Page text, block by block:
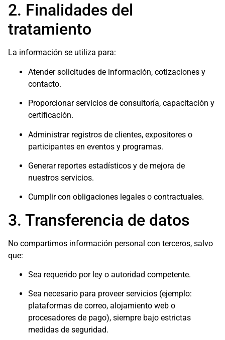
2. Finalidades del
tratamiento
La información se utiliza para:
Atender solicitudes de información, cotizaciones y
contacto.
Proporcionar servicios de consultoría, capacitación y
certificación.
Administrar registros de clientes, expositores o
participantes en eventos y programas.
Generar reportes estadísticos y de mejora de
nuestros servicios.
Cumplir con obligaciones legales o contractuales.
3. Transferencia de datos
No compartimos información personal con terceros, salvo
que:
Sea requerido por ley o autoridad competente.
Sea necesario para proveer servicios (ejemplo:
plataformas de correo, alojamiento web o
procesadores de pago), siempre bajo estrictas
medidas de seguridad.